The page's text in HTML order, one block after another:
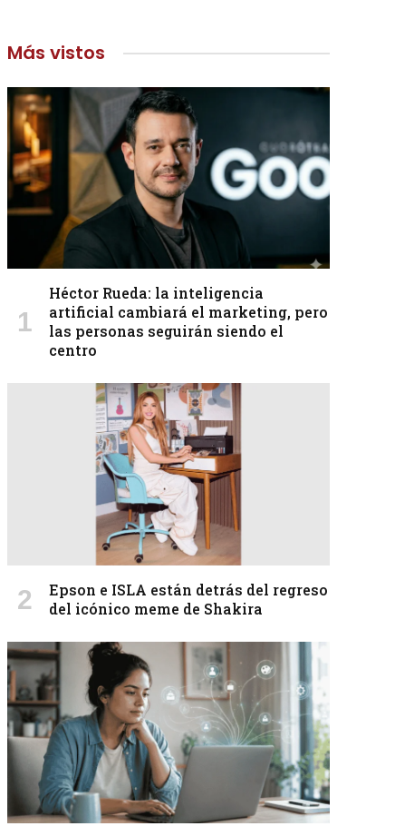
Más vistos
Héctor Rueda: la inteligencia
artificial cambiará el marketing, pero
las personas seguirán siendo el
centro
Epson e ISLA están detrás del regreso
del icónico meme de Shakira